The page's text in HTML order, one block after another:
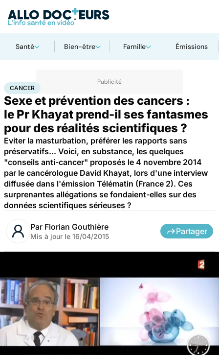
Santé Bien-être Famille Émissions
AccueilSanté Cancer
CANCER
Sexe et prévention des cancers :
le Pr Khayat prend-il ses fantasmes
pour des réalités scientifiques ?
Eviter la masturbation, préférer les rapports sans
préservatifs... Voici, en substance, les quelques
"conseils anti-cancer" proposés le 4 novembre 2014
par le cancérologue David Khayat, lors d'une interview
diffusée dans l'émission Télématin (France 2). Ces
surprenantes allégations se fondaient-elles sur des
données scientifiques sérieuses ?
Par Florian Gouthière
Mis à jour le 16/04/2015
Partager